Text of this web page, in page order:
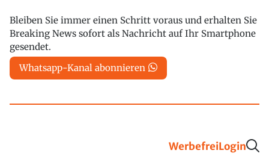
Bleiben Sie immer einen Schritt voraus und erhalten Sie
Breaking News sofort als Nachricht auf Ihr Smartphone
gesendet.
Whatsapp-Kanal abonnieren
WerbefreiLogin